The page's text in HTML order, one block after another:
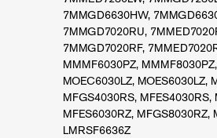
7MMGD6630HW,
7MMGD7020RU,
7MMGD7020RF,
MMMF6030PZ, MMMF8030PZ,
MOEC6030LZ, MOES6030LZ,
MFGS4030RS, MFES4030RS,
MFES6030RZ, MFGS8030RZ,
LMRSF6636Z